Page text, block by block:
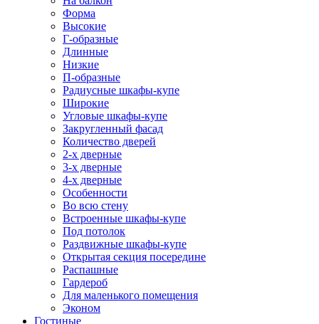
Форма
Высокие
Г-образные
Длинные
Низкие
П-образные
Радиусные шкафы-купе
Широкие
Угловые шкафы-купе
Закругленный фасад
Количество дверей
2-х дверные
3-х дверные
4-х дверные
Особенности
Во всю стену
Встроенные шкафы-купе
Под потолок
Раздвижные шкафы-купе
Открытая секция посередине
Распашные
Гардероб
Для маленького помещения
Эконом
Гостиные